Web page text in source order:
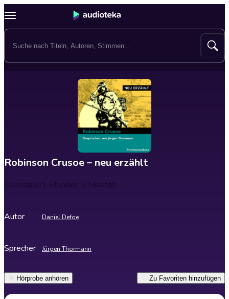
Robinson Crusoe – neu erzählt
Spieldauer1 Stunden 5 Minuten
Autor Daniel Defoe
Sprecher Jürgen Thormann
Hörprobe anhören Zu Favoriten hinzufügen